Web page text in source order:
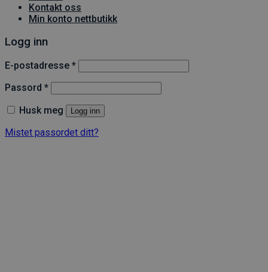
Kontakt oss
Min konto nettbutikk
Logg inn
E-postadresse *Påkrevd
Passord *Påkrevd
Husk meg Logg inn
Mistet passordet ditt?